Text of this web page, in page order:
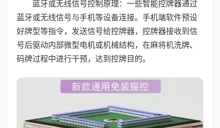
蓝牙或无线信号控制原理：一些智能控牌器通过
蓝牙或无线信号与手机等设备连接。手机端软件预设
好牌型等指令，发送信号给控牌器，控牌器接收到信
号后驱动内部微型电机或机械结构，在麻将机洗牌、
码牌过程中进行干预，达到控牌目的。